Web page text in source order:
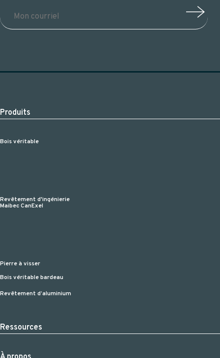
Produits
Bois véritable
Revêtement d'ingénierie
Maibec CanExel
Pierre à visser
Bois véritable bardeau
Revêtement d’aluminium
Ressources